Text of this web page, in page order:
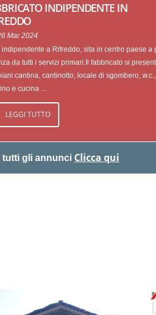
INDIPENDENTE IN
Mar 2024
indipendente a Rifreddo, sita in centro paese a
da tutti i servizi primari.Il fabbricato si
cantinotto, locale di sgombero, w.c.,
e cucina ...
LEGGI TUTTO
tutti gli annunci Clicca qui